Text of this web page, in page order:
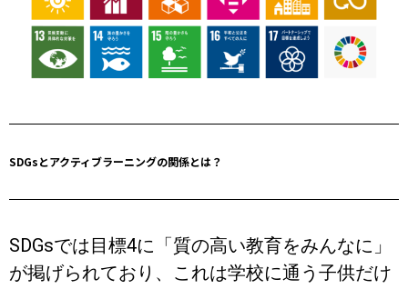
SDGsとアクティブラーニングの関係とは？
SDGsでは目標4に「質の高い教育をみんなに」
が掲げられており、これは学校に通う子供だけ